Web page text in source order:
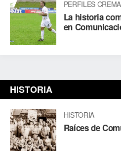
PERFILES
La historia
en
HISTORIA
HISTORIA
Raíces de